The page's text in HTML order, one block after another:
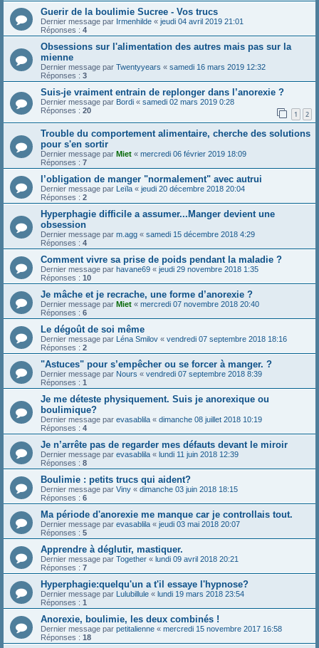
Guerir de la boulimie Sucree - Vos trucs
Dernier message par Irmenhilde « jeudi 04 avril 2019 21:01
Réponses : 4
Obsessions sur l'alimentation des autres mais pas sur la
mienne
Dernier message par Twentyyears « samedi 16 mars 2019 12:32
Réponses : 3
Suis-je vraiment entrain de replonger dans l’anorexie ?
Dernier message par Bordi « samedi 02 mars 2019 0:28
Réponses : 20 1 2
Trouble du comportement alimentaire, cherche des solutions
pour s'en sortir
Dernier message par Miet « mercredi 06 février 2019 18:09
Réponses : 7
l’obligation de manger "normalement" avec autrui
Dernier message par Leïla « jeudi 20 décembre 2018 20:04
Réponses : 2
Hyperphagie difficile a assumer...Manger devient une
obsession
Dernier message par m.agg « samedi 15 décembre 2018 4:29
Réponses : 4
Comment vivre sa prise de poids pendant la maladie ?
Dernier message par havane69 « jeudi 29 novembre 2018 1:35
Réponses : 10
Je mâche et je recrache, une forme d’anorexie ?
Dernier message par Miet « mercredi 07 novembre 2018 20:40
Réponses : 6
Le dégoût de soi même
Dernier message par Léna Smilov « vendredi 07 septembre 2018 18:16
Réponses : 2
"Astuces" pour s’empêcher ou se forcer à manger. ?
Dernier message par Nours « vendredi 07 septembre 2018 8:39
Réponses : 1
Je me déteste physiquement. Suis je anorexique ou
boulimique?
Dernier message par evasablila « dimanche 08 juillet 2018 10:19
Réponses : 4
Je n’arrête pas de regarder mes défauts devant le miroir
Dernier message par evasablila « lundi 11 juin 2018 12:39
Réponses : 8
Boulimie : petits trucs qui aident?
Dernier message par Viny « dimanche 03 juin 2018 18:15
Réponses : 6
Ma période d'anorexie me manque car je controllais tout.
Dernier message par evasablila « jeudi 03 mai 2018 20:07
Réponses : 5
Apprendre à déglutir, mastiquer.
Dernier message par Together « lundi 09 avril 2018 20:21
Réponses : 7
Hyperphagie:quelqu'un a t'il essaye l'hypnose?
Dernier message par Lulubillule « lundi 19 mars 2018 23:54
Réponses : 1
Anorexie, boulimie, les deux combinés !
Dernier message par petitalienne « mercredi 15 novembre 2017 16:58
Réponses : 18